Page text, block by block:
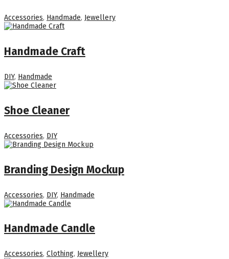
Accessories, Handmade, Jewellery
Handmade Craft
DIY, Handmade
Shoe Cleaner
Accessories, DIY
Branding Design Mockup
Accessories, DIY, Handmade
Handmade Candle
Accessories, Clothing, Jewellery